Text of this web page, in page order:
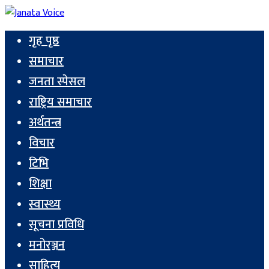
गृह पृष्ठ
समाचार
जनता स्पेसल
राष्ट्रिय समाचार
अर्थतन्त्र
विचार
टिभि
शिक्षा
स्वास्थ्य
सूचना प्रविधि
मनोरञ्जन